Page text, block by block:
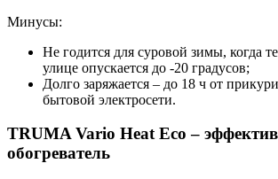
Минусы:
Не годится для суровой зимы, когда
улице опускается до -20 градусов;
Долго заряжается – до 18 ч от
бытовой электросети.
TRUMA Vario Heat Eco –
обогреватель